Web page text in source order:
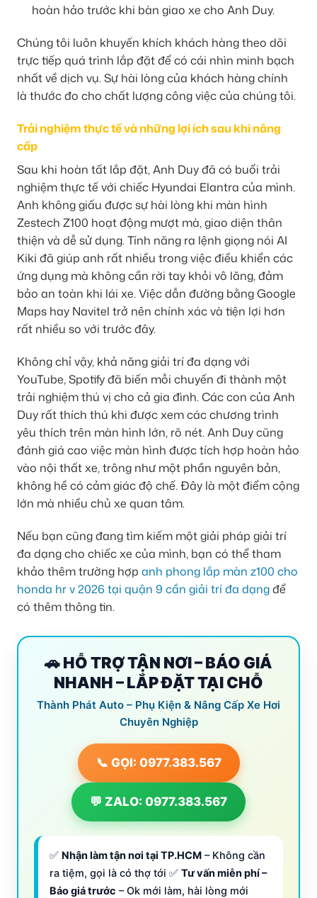
hoàn hảo trước khi bàn giao xe cho Anh Duy.
Chúng tôi luôn khuyến khích khách hàng theo dõi
trực tiếp quá trình lắp đặt để có cái nhìn minh bạch
nhất về dịch vụ. Sự hài lòng của khách hàng chính
là thước đo cho chất lượng công việc của chúng tôi.
Trải nghiệm thực tế và những lợi ích sau khi nâng
cấp
Sau khi hoàn tất lắp đặt, Anh Duy đã có buổi trải
nghiệm thực tế với chiếc Hyundai Elantra của mình.
Anh không giấu được sự hài lòng khi màn hình
Zestech Z100 hoạt động mượt mà, giao diện thân
thiện và dễ sử dụng. Tính năng ra lệnh giọng nói AI
Kiki đã giúp anh rất nhiều trong việc điều khiển các
ứng dụng mà không cần rời tay khỏi vô lăng, đảm
bảo an toàn khi lái xe. Việc dẫn đường bằng Google
Maps hay Navitel trở nên chính xác và tiện lợi hơn
rất nhiều so với trước đây.
Không chỉ vậy, khả năng giải trí đa dạng với
YouTube, Spotify đã biến mỗi chuyến đi thành một
trải nghiệm thú vị cho cả gia đình. Các con của Anh
Duy rất thích thú khi được xem các chương trình
yêu thích trên màn hình lớn, rõ nét. Anh Duy cũng
đánh giá cao việc màn hình được tích hợp hoàn hảo
vào nội thất xe, trông như một phần nguyên bản,
không hề có cảm giác độ chế. Đây là một điểm cộng
lớn mà nhiều chủ xe quan tâm.
Nếu bạn cũng đang tìm kiếm một giải pháp giải trí
đa dạng cho chiếc xe của mình, bạn có thể tham
khảo thêm trường hợp anh phong lắp màn z100 cho
honda hr v 2026 tại quận 9 cần giải trí đa dạngđể
có thêm thông tin.
🚗 HỖ TRỢ TẬN NƠI – BÁO GIÁ
NHANH – LẮP ĐẶT TẠI CHỖ
Thành Phát Auto – Phụ Kiện & Nâng Cấp Xe Hơi
Chuyên Nghiệp
📞 GỌI: 0977.383.567
💬 ZALO: 0977.383.567
✅ Nhận làm tận nơi tại TP.HCM – Không cần
ra tiệm, gọi là có thợ tới ✅ Tư vấn miễn phí –
Báo giá trước – Ok mới làm, hài lòng mới